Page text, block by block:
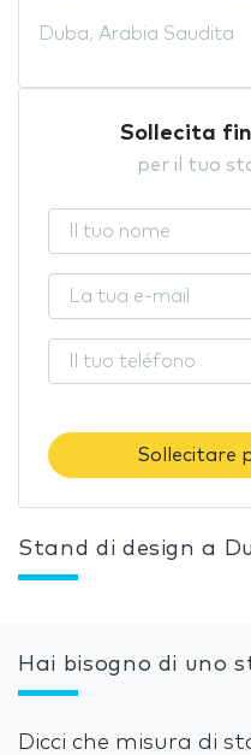
Duba, Arabia Saudita
Sollecita
per il tuo
Sollecitare
Stand di design a
Hai bisogno di uno
Dicci che misura di